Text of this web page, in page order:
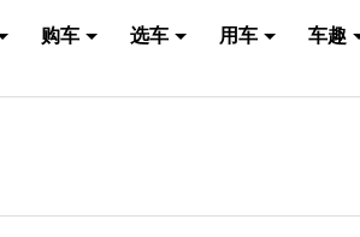
购车 选车 用车 车趣